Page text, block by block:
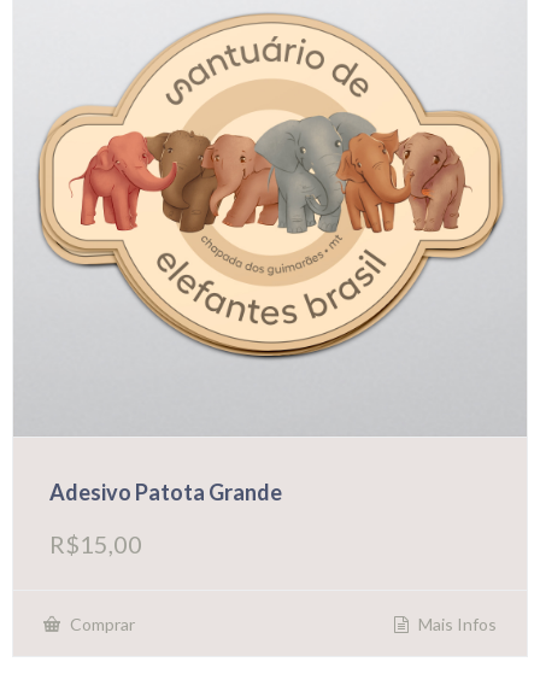
Adesivo Patota Grande
R$15,00
Comprar Mais Infos